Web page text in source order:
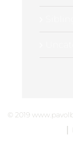
© 2019